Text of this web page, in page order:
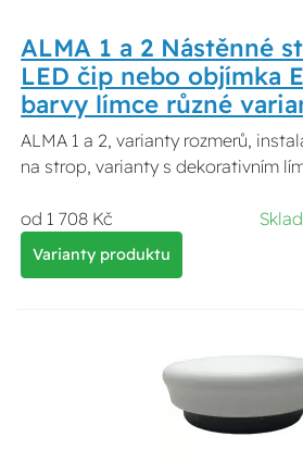
ALMA 1 a 2 Nástěnné
LED čip nebo objímka
barvy límce různé
ALMA 1 a 2, varianty rozmerů,
na strop, varianty s dekorativním
od 1 708 Kč
Varianty produktu